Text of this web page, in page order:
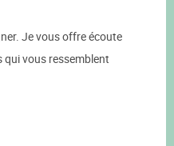
Je vous offre écoute
qui vous ressemblent